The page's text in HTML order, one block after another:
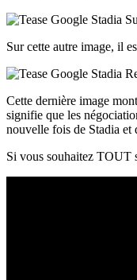
Sur cette autre image, il
Cette dernière image
signifie que les
nouvelle fois de Stadia et
Si vous souhaitez TOUT